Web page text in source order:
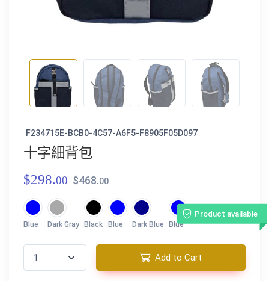
F234715E-BCB0-4C57-A6F5-F8905F05D097
十字細背包
$298.00 $468.00
Blue Dark Gray Black Blue Dark Blue Blue
Product available
Add to Cart